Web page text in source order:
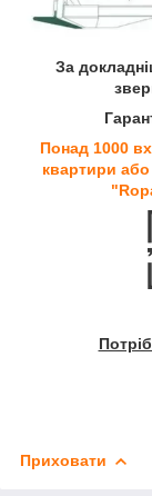
За
Понад 1000
квартири або
Приховати